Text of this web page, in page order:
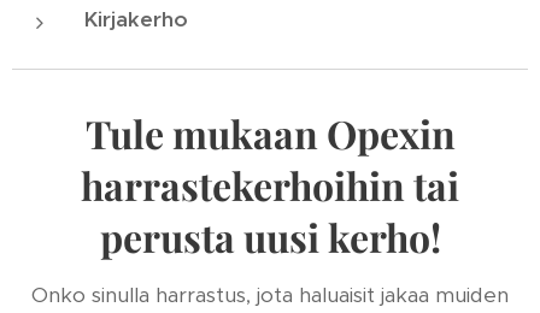
Kirjakerho
Tule mukaan Opexin
harrastekerhoihin tai
perusta uusi kerho!
Onko sinulla harrastus, jota haluaisit jakaa muiden